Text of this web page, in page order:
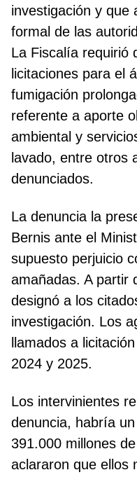
investigación y que
formal de las
La Fiscalía requirió
licitaciones para el
fumigación
referente a aporte
ambiental y
lavado, entre otros
denunciados.
La denuncia la
Bernis ante el
supuesto perjuicio
amañadas. A partir
designó a los
investigación. Los
llamados a
2024 y 2025.
Los intervinientes
denuncia, habría
391.000 millones
aclararon que ellos